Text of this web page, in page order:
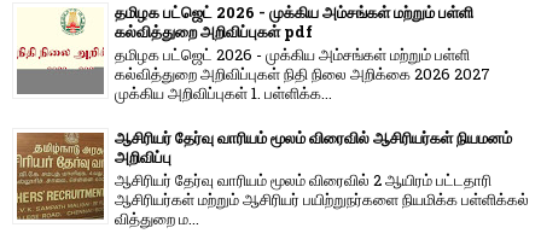
தமிழக பட்ஜெட் 2026 - முக்கிய அம்சங்கள் மற்றும் பள்ளி
கல்வித்துறை அறிவிப்புகள் pdf
தமிழக பட்ஜெட் 2026 - முக்கிய அம்சங்கள் மற்றும் பள்ளி
கல்வித்துறை அறிவிப்புகள் நிதி நிலை அறிக்கை 2026 2027
முக்கிய அறிவிப்புகள் 1. பள்ளிக்க...
ஆசிரியர் தேர்வு வாரியம் மூலம் விரைவில் ஆசிரியர்கள் நியமனம்
அறிவிப்பு
ஆசிரியர் தேர்வு வாரி​யம் மூலம் விரை​வில் 2 ஆயிரம் பட்​ட​தாரி
ஆசிரியர்​கள் மற்​றும் ஆசிரியர் பயிற்றுநர்​களை நியமிக்க பள்​ளிக்​கல்​
வித்​துறை ம...